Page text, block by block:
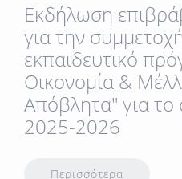
Εκδήλωση
για την
εκπαιδευτικό
Οικονομία &
Απόβλητα" για το
2025-2026
Περισσότερα